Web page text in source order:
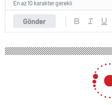
Gönder
En az 10 karakter gerekli